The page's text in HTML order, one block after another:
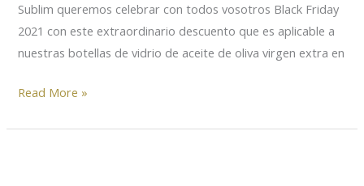
Sublim queremos celebrar con todos vosotros Black Friday
2021 con este extraordinario descuento que es aplicable a
nuestras botellas de vidrio de aceite de oliva virgen extra en
Read More »